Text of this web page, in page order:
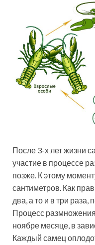
После 3-х лет жизни
участие в процессе
позже. К этому
сантиметров. Как
два, а то и в три
Процесс
ноябре месяце, в
Каждый самец